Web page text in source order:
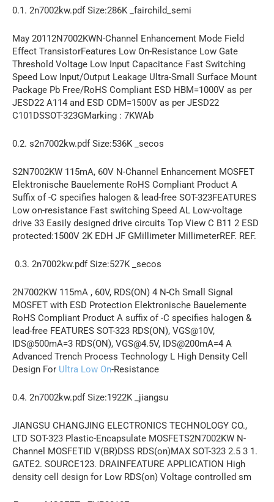
0.1. 2n7002kw.pdf Size:286K _fairchild_semi
May 20112N7002KWN-Channel Enhancement Mode Field
Effect TransistorFeatures Low On-Resistance Low Gate
Threshold Voltage Low Input Capacitance Fast Switching
Speed Low Input/Output Leakage Ultra-Small Surface Mount
Package Pb Free/RoHS Compliant ESD HBM=1000V as per
JESD22 A114 and ESD CDM=1500V as per JESD22
C101DSSOT-323GMarking : 7KWAb
0.2. s2n7002kw.pdf Size:536K _secos
S2N7002KW 115mA, 60V N-Channel Enhancement MOSFET
Elektronische Bauelemente RoHS Compliant Product A
Suffix of -C specifies halogen & lead-free SOT-323FEATURES
Low on-resistance Fast switching Speed AL Low-voltage
drive 33 Easily designed drive circuits Top View C B11 2 ESD
protected:1500V 2K EDH JF GMillimeter MillimeterREF. REF.
0.3. 2n7002kw.pdf Size:527K _secos
2N7002KW 115mA , 60V, RDS(ON) 4 N-Ch Small Signal
MOSFET with ESD Protection Elektronische Bauelemente
RoHS Compliant Product A suffix of -C specifies halogen &
lead-free FEATURES SOT-323 RDS(ON), VGS@10V,
IDS@500mA=3 RDS(ON), VGS@4.5V, IDS@200mA=4 A
Advanced Trench Process Technology L High Density Cell
Design For Ultra Low On-Resistance
0.4. 2n7002kw.pdf Size:1922K _jiangsu
JIANGSU CHANGJING ELECTRONICS TECHNOLOGY CO.,
LTD SOT-323 Plastic-Encapsulate MOSFETS2N7002KW N-
Channel MOSFETID V(BR)DSS RDS(on)MAX SOT-323 2.5 3 1.
GATE2. SOURCE123. DRAINFEATURE APPLICATION High
density cell design for Low RDS(on) Voltage controlled sm